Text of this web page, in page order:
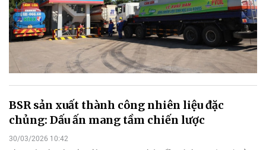
BSR sản xuất thành công nhiên liệu đặc
chủng: Dấu ấn mang tầm chiến lược
30/03/2026 10:42